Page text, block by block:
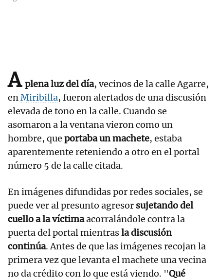
A plena luz del día, vecinos de la calle Agarre,
enMiribilla, fueron alertados de una discusión
elevada de tono en la calle. Cuando se
asomaron a la ventana vieron como un
hombre, que portaba un machete, estaba
aparentemente reteniendo a otro en el portal
número 5 de la calle citada.
En imágenes difundidas por redes sociales, se
puede ver al presunto agresor sujetando del
cuello a la víctimaacorralándole contra la
puerta del portal mientrasla discusión
continúa. Antes de que las imágenes recojan la
primera vez que levanta el machete una vecina
no da crédito con lo que está viendo. "Qué